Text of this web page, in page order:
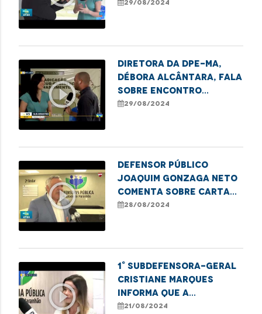
Estadual para
29/08/2024
play_circle_outline
Diretora da DPE-MA,
Débora Alcântara, fala
sobre Encontro
Estadual para
29/08/2024
play_circle_outline
Defensor Público
Joaquim Gonzaga Neto
comenta sobre carta
aberta da UNICEF
28/08/2024
play_circle_outline
1° Subdefensora-geral
Cristiane Marques
informa que a
Defensoria Pública
21/08/2024